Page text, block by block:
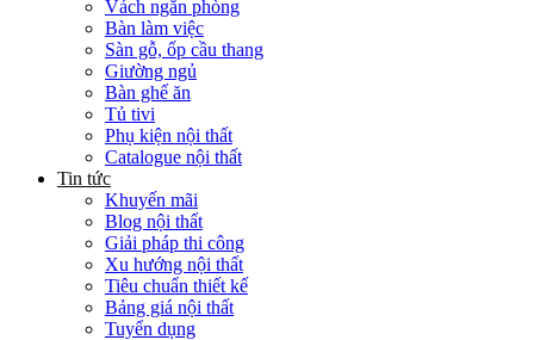
Vách ngăn phòng
Bàn làm việc
Sàn gỗ, ốp cầu thang
Giường ngủ
Bàn ghế ăn
Tủ tivi
Phụ kiện nội thất
Catalogue nội thất
Tin tức
Khuyến mãi
Blog nội thất
Giải pháp thi công
Xu hướng nội thất
Tiêu chuẩn thiết kế
Bảng giá nội thất
Tuyển dụng